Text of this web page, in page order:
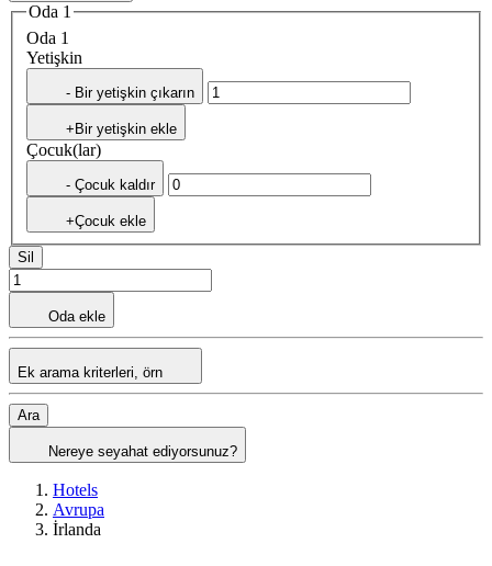
Oda 1
Oda 1
Yetişkin
- Bir yetişkin çıkarın
+Bir yetişkin ekle
Çocuk(lar)
- Çocuk kaldır
+Çocuk ekle
Sil
Oda ekle
Ek arama kriterleri, örn
Ara
Nereye seyahat ediyorsunuz?
Hotels
Avrupa
İrlanda